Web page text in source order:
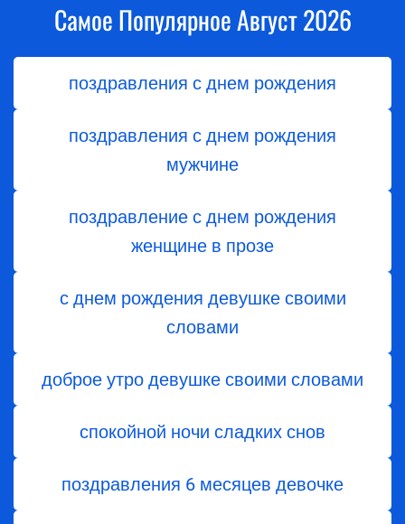
Самое Популярное Август 2026
поздравления с днем рождения
поздравления с днем рождения
мужчине
поздравление с днем рождения
женщине в прозе
с днем рождения девушке своими
словами
доброе утро девушке своими словами
спокойной ночи сладких снов
поздравления 6 месяцев девочке